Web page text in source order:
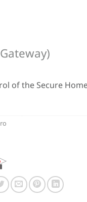
of the Secure